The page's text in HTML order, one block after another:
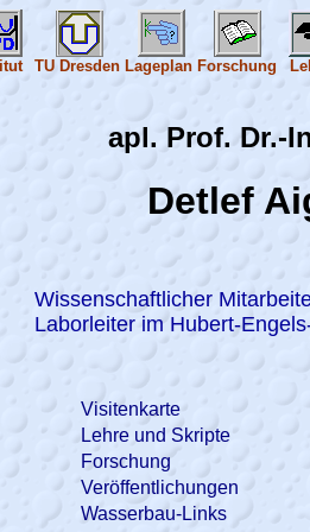
TU Dresden Lageplan Forschung
apl. Prof. Dr.-
Detlef
Wissenschaftlicher
Laborleiter im Hubert-
Visitenkarte
Lehre und Skripte
Forschung
Veröffentlichungen
Wasserbau-Links